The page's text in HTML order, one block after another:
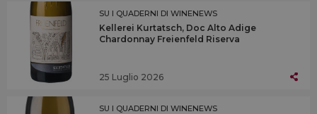
SU I QUADERNI DI WINENEWS
Kellerei Kurtatsch, Doc Alto Adige
Chardonnay Freienfeld Riserva
25 Luglio 2026
SU I QUADERNI DI WINENEWS